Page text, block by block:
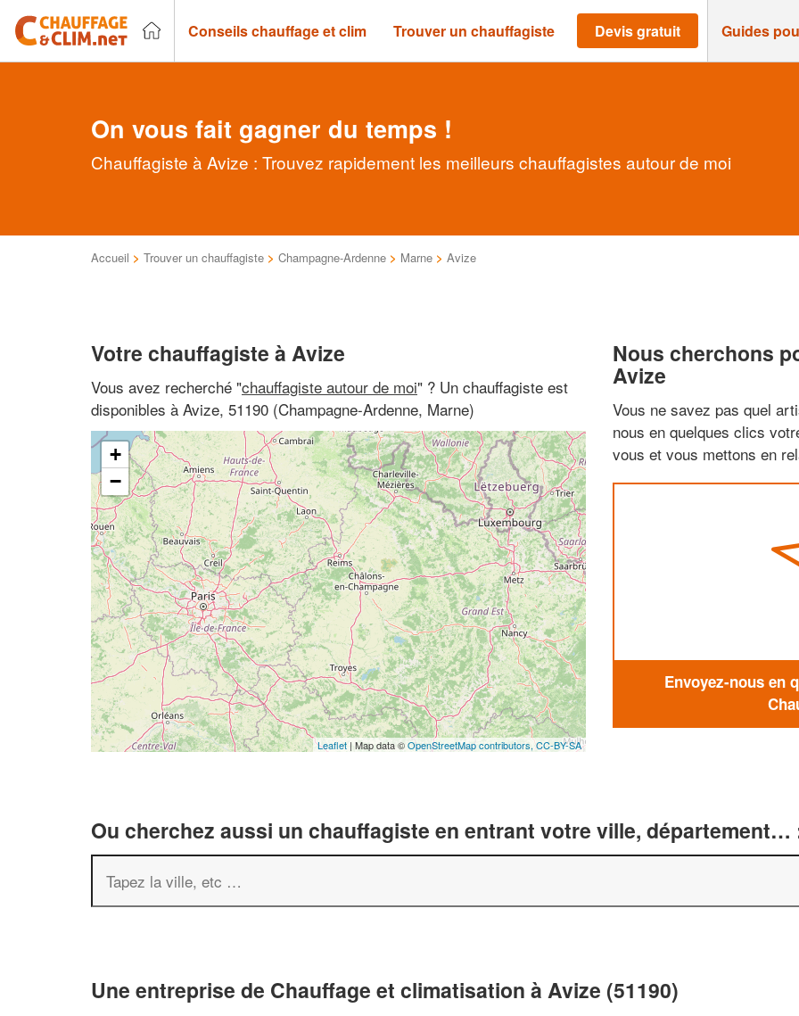
Conseils chauffage et clim Trouver un chauffagiste Devis gratuit Guides
On vous fait gagner du temps !
Chauffagiste à Avize : Trouvez rapidement les meilleurs chauffagistes autour de moi
Accueil > Trouver un chauffagiste > Champagne-Ardenne > Marne > Avize
Votre chauffagiste à Avize
Vous avez recherché "chauffagiste autour de moi" ? Un chauffagiste est
disponibles à Avize, 51190 (Champagne-Ardenne, Marne)
+
−
Leaflet | Map data ©OpenStreetMap contributors,CC-BY-SA
Nous cherchons
Avize
Vous ne savez pas quel
nous en quelques clics
vous et vous mettons en
Envoyez-nous en
Ou cherchez aussi un chauffagiste en entrant votre ville, département…
Une entreprise de Chauffage et climatisation à Avize (51190)